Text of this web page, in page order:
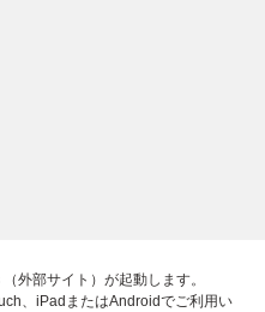
外部サイト）が起動します。
、iPadまたはAndroidでご利用い